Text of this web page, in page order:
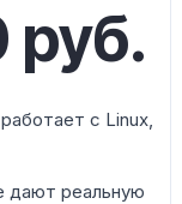
руб.
с Linux,
дают реальную